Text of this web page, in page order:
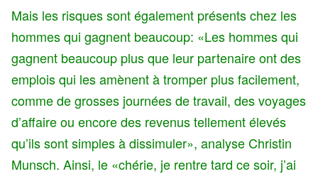
Mais les risques sont également présents chez les
hommes qui gagnent beaucoup: «Les hommes qui
gagnent beaucoup plus que leur partenaire ont des
emplois qui les amènent à tromper plus facilement,
comme de grosses journées de travail, des voyages
d’affaire ou encore des revenus tellement élevés
qu’ils sont simples à dissimuler», analyse Christin
Munsch. Ainsi, le «chérie, je rentre tard ce soir, j’ai